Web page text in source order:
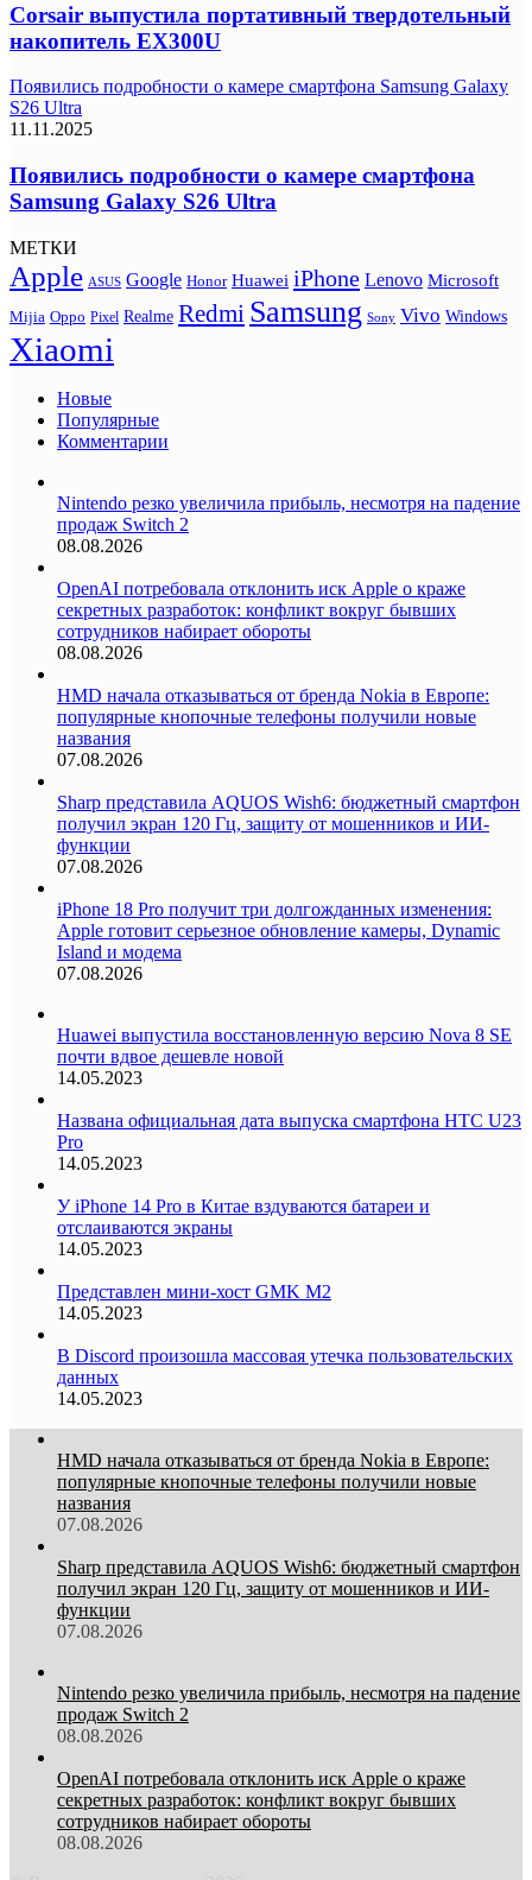
Corsair выпустила портативный твердотельный
накопитель EX300U
Появились подробности о камере смартфона Samsung Galaxy
S26 Ultra
11.11.2025
Появились подробности о камере смартфона
Samsung Galaxy S26 Ultra
МЕТКИ
Apple ASUS Google Honor Huawei iPhone Lenovo Microsoft
Mijia Oppo Pixel Realme Redmi Samsung Sony Vivo Windows
Xiaomi
Новые
Популярные
Комментарии
Nintendo резко увеличила прибыль, несмотря на падение
продаж Switch 2
08.08.2026
OpenAI потребовала отклонить иск Apple о краже
секретных разработок: конфликт вокруг бывших
сотрудников набирает обороты
08.08.2026
HMD начала отказываться от бренда Nokia в Европе:
популярные кнопочные телефоны получили новые
названия
07.08.2026
Sharp представила AQUOS Wish6: бюджетный смартфон
получил экран 120 Гц, защиту от мошенников и ИИ-
функции
07.08.2026
iPhone 18 Pro получит три долгожданных изменения:
Apple готовит серьезное обновление камеры, Dynamic
Island и модема
07.08.2026
Huawei выпустила восстановленную версию Nova 8 SE
почти вдвое дешевле новой
14.05.2023
Названа официальная дата выпуска смартфона HTC U23
Pro
14.05.2023
У iPhone 14 Pro в Китае вздуваются батареи и
отслаиваются экраны
14.05.2023
Представлен мини-хост GMK M2
14.05.2023
В Discord произошла массовая утечка пользовательских
данных
14.05.2023
HMD начала отказываться от бренда Nokia в Европе:
популярные кнопочные телефоны получили новые
названия
07.08.2026
Sharp представила AQUOS Wish6: бюджетный смартфон
получил экран 120 Гц, защиту от мошенников и ИИ-
функции
07.08.2026
Nintendo резко увеличила прибыль, несмотря на падение
продаж Switch 2
08.08.2026
OpenAI потребовала отклонить иск Apple о краже
секретных разработок: конфликт вокруг бывших
сотрудников набирает обороты
08.08.2026